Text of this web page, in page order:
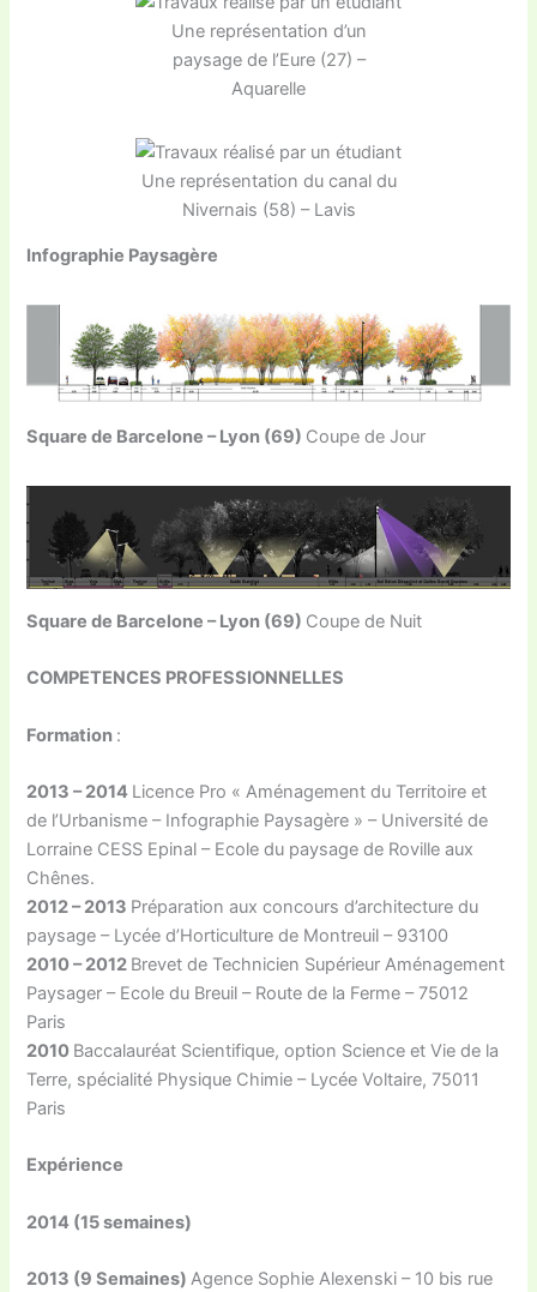
Une représentation d’un
paysage de l’Eure (27) –
Aquarelle
Une représentation du canal du
Nivernais (58) – Lavis
Infographie Paysagère
Square de Barcelone – Lyon (69) Coupe de Jour
Square de Barcelone – Lyon (69) Coupe de Nuit
COMPETENCES PROFESSIONNELLES
Formation :
2013 – 2014 Licence Pro « Aménagement du Territoire et
de l’Urbanisme – Infographie Paysagère » – Université de
Lorraine CESS Epinal – Ecole du paysage de Roville aux
Chênes.
2012 – 2013 Préparation aux concours d’architecture du
paysage – Lycée d’Horticulture de Montreuil – 93100
2010 – 2012 Brevet de Technicien Supérieur Aménagement
Paysager – Ecole du Breuil – Route de la Ferme – 75012
Paris
2010 Baccalauréat Scientifique, option Science et Vie de la
Terre, spécialité Physique Chimie – Lycée Voltaire, 75011
Paris
Expérience
2014 (15 semaines)
2013 (9 Semaines)Agence Sophie Alexenski – 10 bis rue